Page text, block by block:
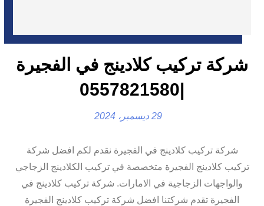
شركة تركيب كلادينج في الفجيرة
|0557821580
29 ديسمبر، 2024
شركة تركيب كلادينج في الفجيرة نقدم لكم افضل شركة
تركيب كلادينج الفجيرة متخصصة في تركيب الكلادينج الزجاجي
والواجهات الزجاجية في الامارات. شركة تركيب كلادينج في
الفجيرة تقدم شركتنا افضل شركة تركيب كلادينج الفجيرة